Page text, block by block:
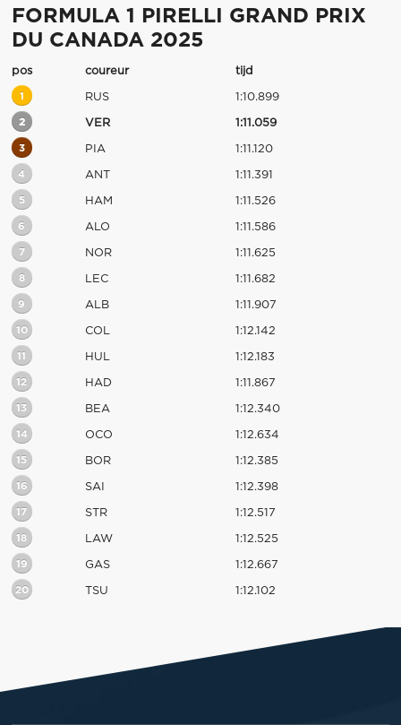
FORMULA 1 PIRELLI GRAND PRIX
DU CANADA 2025
pos coureur tijd
1 RUS 1:10.899
2 VER 1:11.059
3 PIA 1:11.120
4 ANT 1:11.391
5 HAM 1:11.526
6 ALO 1:11.586
7 NOR 1:11.625
8 LEC 1:11.682
9 ALB 1:11.907
10 COL 1:12.142
11 HUL 1:12.183
12 HAD 1:11.867
13 BEA 1:12.340
14 OCO 1:12.634
15 BOR 1:12.385
16 SAI 1:12.398
17 STR 1:12.517
18 LAW 1:12.525
19 GAS 1:12.667
20 TSU 1:12.102